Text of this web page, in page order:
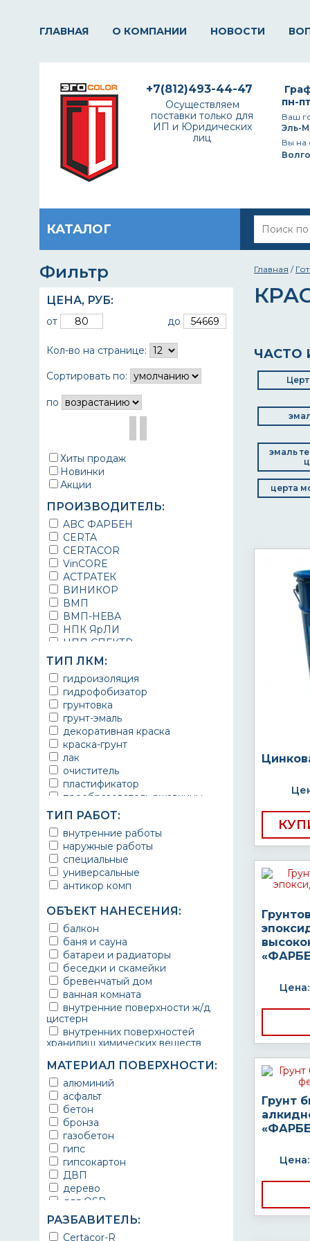
ГЛАВНАЯ О КОМПАНИИ НОВОСТИ
пн-
Ваш
Эль-
Вы на
+7(812)493-44-47
Осуществляем
поставки только для
ИП и Юридических
лиц
КАТАЛОГ
Фильтр
ЦЕНА, РУБ:
от до
Кол-во на странице:
Сортировать по:
по
Хиты продаж
Новинки
Акции
ПРОИЗВОДИТЕЛЬ:
ABC ФАРБЕН
CERTA
CERTACOR
VinCORE
АСТРАТЕК
ВИНИКОР
ВМП
ВМП-НЕВА
НПК ЯрЛИ
НПП СПЕКТР
НПФ ЭМАЛЬ
ТЕРМА
УРЕПЛЕН
ТИП ЛКМ:
гидроизоляция
гидрофобизатор
грунтовка
грунт-эмаль
декоративная краска
краска-грунт
лак
очиститель
пластификатор
преобразователь ржавчины
эмаль
Краска
Покрытие
грунт эмаль
защитное покрытие
ТИП РАБОТ:
внутренние работы
наружные работы
специальные
универсальные
антикор комп
ОБЪЕКТ НАНЕСЕНИЯ:
балкон
баня и сауна
батареи и радиаторы
беседки и скамейки
бревенчатый дом
ванная комната
внутренние поверхности ж/д
цистерн
внутренних поверхностей
хранилищ химических веществ
ворота
выхлопные системы
автомобилей
газопроводы
гараж
гидротехнические сооружения
городской транспорт
грузовые вагоны
двери металлические
детали двигателей
детали машин
для автомобилей
для бассейна
МАТЕРИАЛ ПОВЕРХНОСТИ:
алюминий
асфальт
бетон
бронза
газобетон
гипс
гипсокартон
ДВП
дерево
для OSB
для бетона
для гипса
РАЗБАВИТЕЛЬ:
Certacor-R
Главная /
ЧАСТО
эмаль
церта
Цена:
Грунт
Цена: